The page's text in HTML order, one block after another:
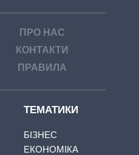
ПРО НАС
КОНТАКТИ
ПРАВИЛА
ТЕМАТИКИ
БІЗНЕС
ЕКОНОМІКА